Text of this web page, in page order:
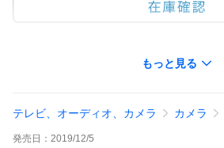
もっと見る
テレビ、オーディオ、カメラ カメラ
発売日： 2019/12/5